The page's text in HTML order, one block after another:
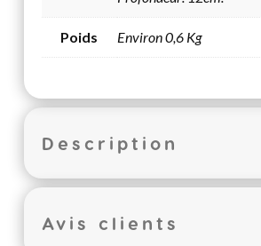
Poids Environ 0,6 Kg
Description
Avis clients